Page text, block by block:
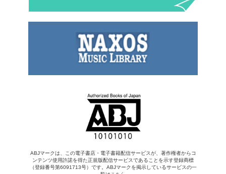
ABJマークは、この電子書店・電子書籍配信サービスが、著作権者からコ
ンテンツ使用許諾を得た正規版配信サービスであることを示す登録商標
（登録番号第6091713号）です。ABJマークを掲示しているサービスの一